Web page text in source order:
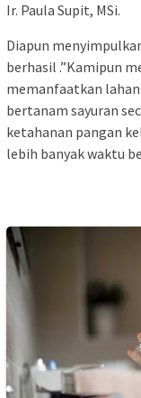
Ir. Paula Supit, MSi.
Diapun
berhasil .”Kamipun
memanfaatkan
bertanam sayuran
ketahanan pangan
lebih banyak waktu